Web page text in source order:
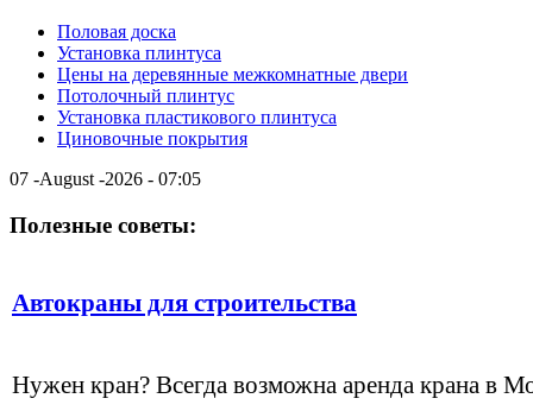
Половая доска
Установка плинтуса
Цены на деревянные межкомнатные двери
Потолочный плинтус
Установка пластикового плинтуса
Циновочные покрытия
07 -August -2026 - 07:05
Полезные советы:
Автокраны для строительства
Нужен кран? Всегда возможна аренда крана в